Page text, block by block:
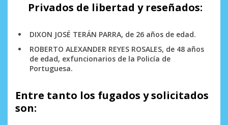
Privados de libertad y reseñados:
DIXON JOSÉ TERÁN PARRA, de 26 años de edad.
ROBERTO ALEXANDER REYES ROSALES, de 48 años
de edad, exfuncionarios de la Policía de
Portuguesa.
Entre tanto los fugados y solicitados
son: